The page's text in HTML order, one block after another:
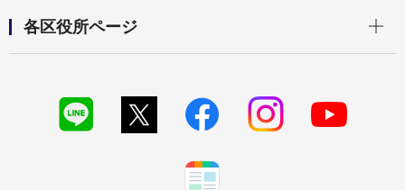
各区役所ページ